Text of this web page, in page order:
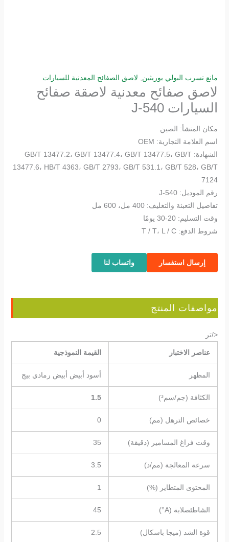
مانع تسرب البولي يوريثين,لاصق الصفائح المعدنية للسيارات
لاصق صفائح معدنية لاصقة صفائح
السيارات J-540
مكان المنشأ: الصين
اسم العلامة التجارية: OEM
الشهادة: GB/T 13477.2، GB/T 13477.4، GB/T 13477.5، GB/T
13477.6، HB/T 4363، GB/T 2793، GB/T 531.1، GB/T 528، GB/T
7124
رقم الموديل: J-540
تفاصيل التعبئة والتغليف: 400 مل، 600 مل
وقت التسليم: 20-30 يومًا
شروط الدفع: T / T، L / C
إرسال استفسار واتساب لنا
مواصفات المنتج
</تر
عناصر الاختبار القيمة النموذجية
المظهر أسود أبيض أبيض رمادي بيج
الكثافة (جم/سم³)
خصائص الترهل (مم)
وقت فراغ المسامير (دقيقة)
سرعة المعالجة (مم/د)
المحتوى المتطاير (%)
الشاطئصلابة (A°)
قوة الشد (ميجا باسكال)